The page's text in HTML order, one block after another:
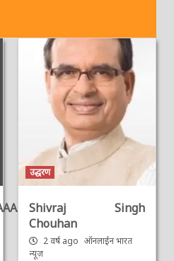
उद्धरण
Shivraj Singh
Chouhan
2 वर्ष ago ऑनलाईन भारत
न्यूज़